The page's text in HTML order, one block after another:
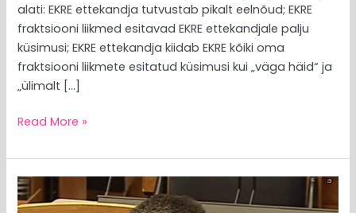
alati: EKRE ettekandja tutvustab pikalt eelnõud; EKRE
fraktsiooni liikmed esitavad EKRE ettekandjale palju
küsimusi; EKRE ettekandja kiidab EKRE kõiki oma
fraktsiooni liikmete esitatud küsimusi kui „väga häid“ ja
„ülimalt […]
Read More »
MEEDIAVALVUR:
Isamaa